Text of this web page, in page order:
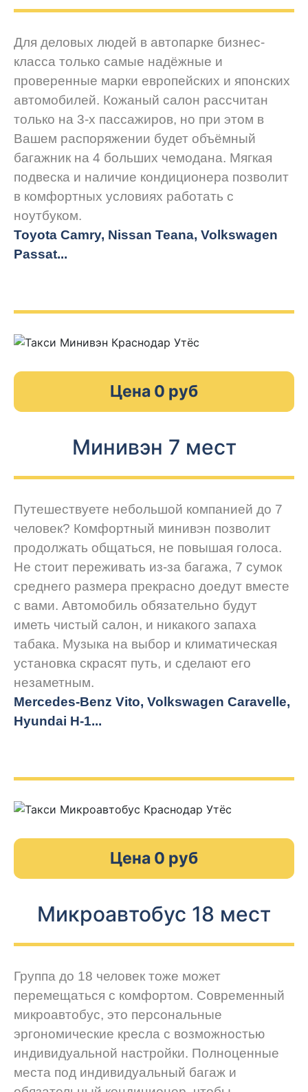
Для деловых людей в автопарке бизнес-
класса только самые надёжные и
проверенные марки европейских и японских
автомобилей. Кожаный салон рассчитан
только на 3-х пассажиров, но при этом в
Вашем распоряжении будет объёмный
багажник на 4 больших чемодана. Мягкая
подвеска и наличие кондиционера позволит
в комфортных условиях работать с
ноутбуком.
Toyota Camry, Nissan Teana, Volkswagen
Passat...
Цена 0 руб
Минивэн 7 мест
Путешествуете небольшой компанией до 7
человек? Комфортный минивэн позволит
продолжать общаться, не повышая голоса.
Не стоит переживать из-за багажа, 7 сумок
среднего размера прекрасно доедут вместе
с вами. Автомобиль обязательно будут
иметь чистый салон, и никакого запаха
табака. Музыка на выбор и климатическая
установка скрасят путь, и сделают его
незаметным.
Mercedes-Benz Vito, Volkswagen Caravelle,
Hyundai H-1...
Цена 0 руб
Микроавтобус 18 мест
Группа до 18 человек тоже может
перемещаться с комфортом. Современный
микроавтобус, это персональные
эргономические кресла с возможностью
индивидуальной настройки. Полноценные
места под индивидуальный багаж и